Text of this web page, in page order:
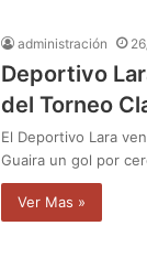
administración
Deportivo
del Torneo
El Deportivo Lara
Guaira un gol por
Ver Mas »